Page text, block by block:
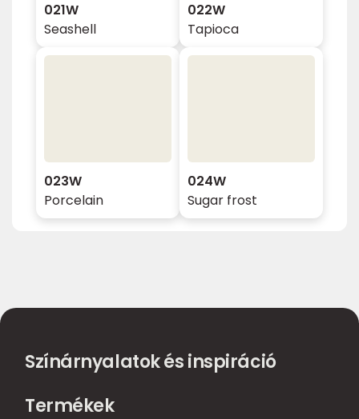
021W
Seashell
022W
Tapioca
023W
Porcelain
024W
Sugar frost
Színárnyalatok és inspiráció
Termékek